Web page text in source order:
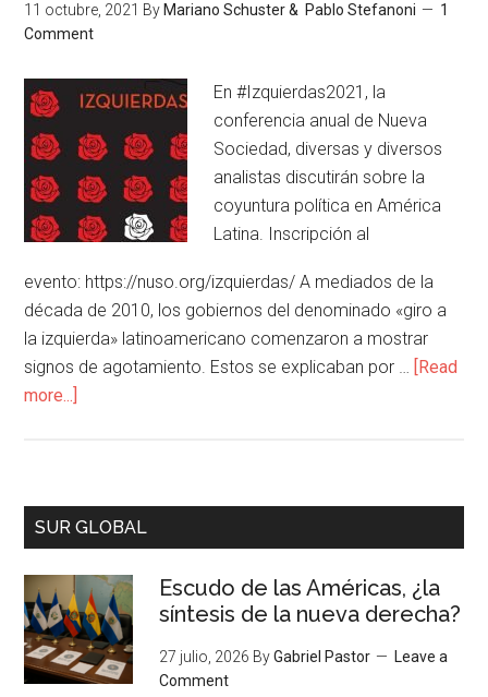
11 octubre, 2021 By Mariano Schuster & Pablo Stefanoni
1
Comment
En #Izquierdas2021, la
conferencia anual de Nueva
Sociedad, diversas y diversos
analistas discutirán sobre la
coyuntura política en América
Latina. Inscripción al
evento: https://nuso.org/izquierdas/ A mediados de la
década de 2010, los gobiernos del denominado «giro a
la izquierda» latinoamericano comenzaron a mostrar
signos de agotamiento. Estos se explicaban por … [Read
more...]
SUR GLOBAL
Escudo de las Américas, ¿la
síntesis de la nueva derecha?
27 julio, 2026 ByGabriel Pastor
Leave a
Comment